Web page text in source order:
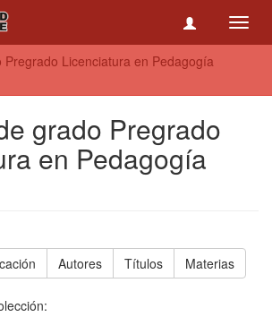
Pregrado Licenciatura en Pedagogía
grado Pregrado
en Pedagogía
Autores Títulos Materias